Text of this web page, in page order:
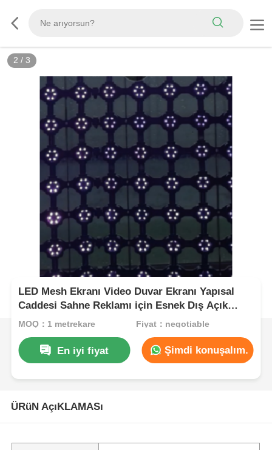
2 / 3
LED Mesh Ekranı Video Duvar Ekranı Yapısal
Caddesi Sahne Reklamı için Esnek Dış Açık
Şeffaf Perde Pano
MOQ：1 metrekare Fiyat：negotiable
En iyi fiyat Şimdi konuşalım.
ÜRüN AçıKLAMASı